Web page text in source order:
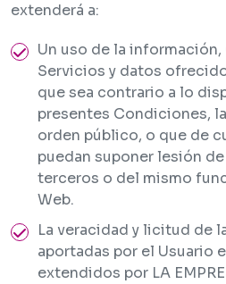
extenderá a:
Un uso de la
Servicios y datos
que sea contrario a lo
presentes Condiciones,
orden público, o que de
puedan suponer lesión
terceros o del mismo
Web.
La veracidad y licitud de
aportadas por el Usuario
extendidos por LA